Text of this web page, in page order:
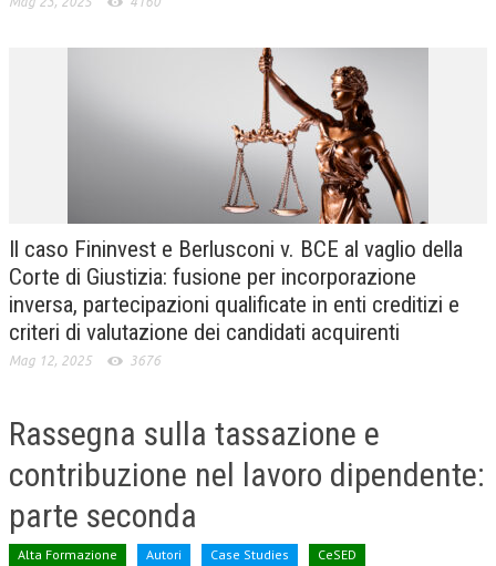
PRASSI
AMMINISTRATIVA
TRIBUTARIA
COSTITUZIONALE
CIVILE
TRIBUTARIA
PENALE
Il caso Fininvest e Berlusconi v. BCE al vaglio della
Corte di Giustizia: fusione per incorporazione
inversa, partecipazioni qualificate in enti creditizi e
criteri di valutazione dei candidati acquirenti
Mag 12, 2025 3676
Rassegna sulla tassazione e
contribuzione nel lavoro dipendente:
parte seconda
Alta Formazione Autori Case Studies CeSED